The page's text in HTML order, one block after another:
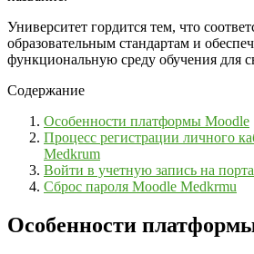
Университет гордится тем, что
образовательным стандартам и
функциональную среду обучения для
Содержание
Особенности платформы Moodle
Процесс регистрации личного
Medkrum
Войти в учетную запись на
Сброс пароля Moodle Medkrmu
Особенности